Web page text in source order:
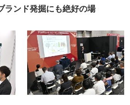
ランド発掘にも絶好の場